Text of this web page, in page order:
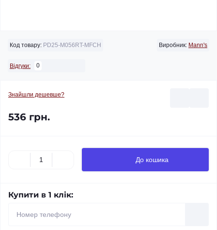
Код товару: PD25-M056RT-MFCH Виробник: Mann's
Відгуки: 0
Знайшли дешевше?
536 грн.
До кошика
Купити в 1 клік: